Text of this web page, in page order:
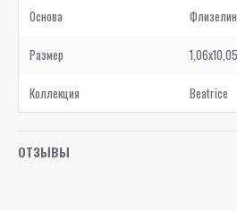
Основа
Размер
Коллекция Beatrice
ОТЗЫВЫ